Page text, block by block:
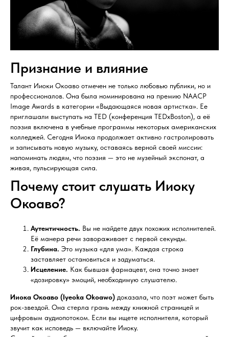
Признание и влияние
Талант Ииоки Окоаво отмечен не только любовью публики, но и
профессионалов. Она была номинирована на премию NAACP
Image Awards в категории «Выдающаяся новая артистка». Ее
приглашали выступать на TED (конференция TEDxBoston), а её
поэзия включена в учебные программы некоторых американских
колледжей. Сегодня Ииока продолжает активно гастролировать
и записывать новую музыку, оставаясь верной своей миссии:
напоминать людям, что поэзия — это не музейный экспонат, а
живая, пульсирующая сила.
Почему стоит слушать Ииоку
Окоаво?
Аутентичность. Вы не найдете двух похожих исполнителей.
Её манера речи завораживает с первой секунды.
Глубина. Это музыка «для ума». Каждая строка
заставляет остановиться и задуматься.
Исцеление. Как бывшая фармацевт, она точно знает
«дозировку» эмоций, необходимую слушателю.
Ииока Окоаво (Iyeoka Okoawo) доказала, что поэт может быть
рок-звездой. Она стерла грань между книжной страницей и
цифровым аудиопотоком. Если вы ищете исполнителя, который
звучит как исповедь — включайте Ииоку.